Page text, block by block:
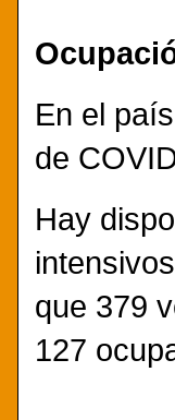
En el
de
Hay
que 379
127